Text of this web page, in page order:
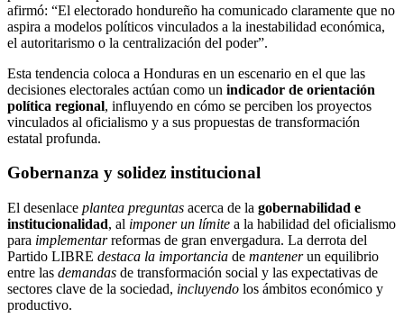
afirmó: “El electorado hondureño ha comunicado claramente que no
aspira a modelos políticos vinculados a la inestabilidad económica,
el autoritarismo o la centralización del poder”.
Esta tendencia coloca a Honduras en un escenario en el que las
decisiones electorales actúan como un indicador de orientación
política regional, influyendo en cómo se perciben los proyectos
vinculados al oficialismo y a sus propuestas de transformación
estatal profunda.
Gobernanza y solidez institucional
El desenlace plantea preguntas acerca de la gobernabilidad e
institucionalidad, al imponer un límite a la habilidad del oficialismo
para implementarreformas de gran envergadura. La derrota del
Partido LIBRE destaca la importancia de mantenerun equilibrio
entre las demandas de transformación social y las expectativas de
sectores clave de la sociedad, incluyendo los ámbitos económico y
productivo.